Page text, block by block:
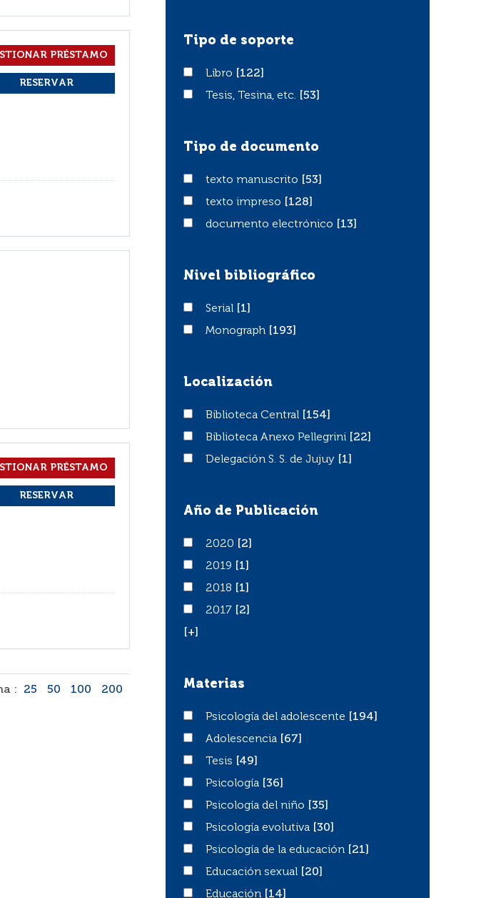
: 25 50 100 200
Tipo de soporte
LibroLibro
[122]
Tesis, Tesina, etc.
Tesis, Tesina, etc. [53]
Tipo de documento
texto manuscrito
texto manuscrito
[53]
texto impreso
texto impreso
[128]
documento electrónico
documento electrónico [13]
Nivel bibliográfico
SerialSerial
[1]
Monograph
Monograph [193]
Localización
Biblioteca Central
Biblioteca Central
[154]
Biblioteca Anexo Pellegrini
Biblioteca Anexo Pellegrini
[22]
Delegación S. S. de Jujuy
Delegación S. S. de Jujuy [1]
Año de Publicación
20202020
[2]
20192019
[1]
20182018
[1]
20172017
[2]
[+]
Materias
Psicología del adolescente
Psicología del adolescente
[194]
Adolescencia
Adolescencia
[67]
TesisTesis
[49]
Psicología
Psicología
[36]
Psicología del niño
Psicología del niño
[35]
Psicología evolutiva
Psicología evolutiva
[30]
Psicología de la educación
Psicología de la educación
[21]
Educación sexual
Educación sexual
[20]
Educación
Educación [14]